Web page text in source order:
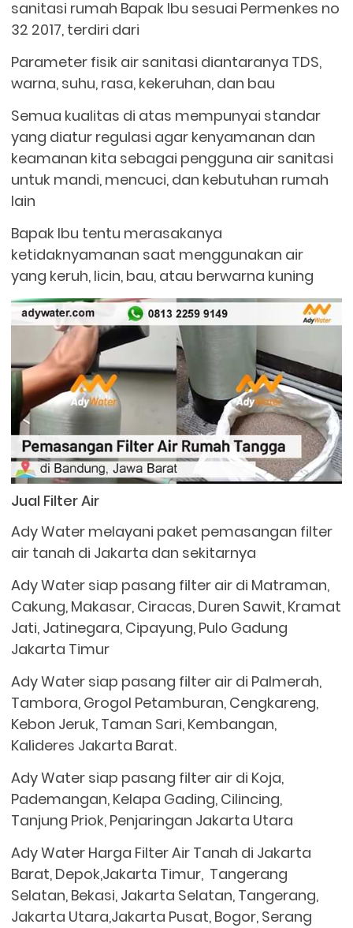
sanitasi rumah Bapak Ibu sesuai Permenkes no
32 2017, terdiri dari
Parameter fisik air sanitasi diantaranya TDS,
warna, suhu, rasa, kekeruhan, dan bau
Semua kualitas di atas mempunyai standar
yang diatur regulasi agar kenyamanan dan
keamanan kita sebagai pengguna air sanitasi
untuk mandi, mencuci, dan kebutuhan rumah
lain
Bapak Ibu tentu merasakanya
ketidaknyamanan saat menggunakan air
yang keruh, licin, bau, atau berwarna kuning
Jual Filter Air
Ady Water melayani paket pemasangan filter
air tanah di Jakarta dan sekitarnya
Ady Water siap pasang filter air di Matraman,
Cakung, Makasar, Ciracas, Duren Sawit, Kramat
Jati, Jatinegara, Cipayung, Pulo Gadung
Jakarta Timur
Ady Water siap pasang filter air di Palmerah,
Tambora, Grogol Petamburan, Cengkareng,
Kebon Jeruk, Taman Sari, Kembangan,
Kalideres Jakarta Barat.
Ady Water siap pasang filter air di Koja,
Pademangan, Kelapa Gading, Cilincing,
Tanjung Priok, Penjaringan Jakarta Utara
Ady Water Harga Filter Air Tanah di Jakarta
Barat, Depok,Jakarta Timur, Tangerang
Selatan, Bekasi, Jakarta Selatan, Tangerang,
Jakarta Utara,Jakarta Pusat, Bogor, Serang